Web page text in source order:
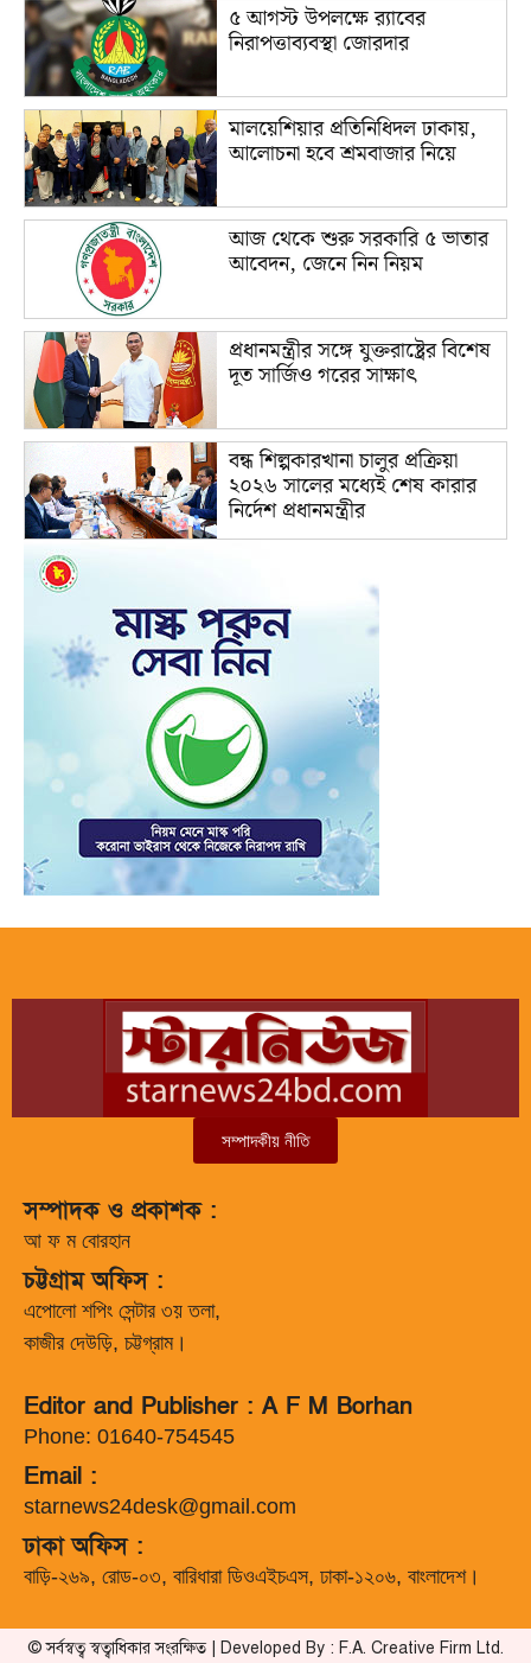
৫ আগস্ট উপলক্ষে র‌্যাবের
নিরাপত্তাব্যবস্থা জোরদার
মালয়েশিয়ার প্রতিনিধিদল ঢাকায়,
আলোচনা হবে শ্রমবাজার নিয়ে
আজ থেকে শুরু সরকারি ৫ ভাতার
আবেদন, জেনে নিন নিয়ম
প্রধানমন্ত্রীর সঙ্গে যুক্তরাষ্ট্রের বিশেষ
দূত সার্জিও গরের সাক্ষাৎ
বন্ধ শিল্পকারখানা চালুর প্রক্রিয়া
২০২৬ সালের মধ্যেই শেষ কারার
নির্দেশ প্রধানমন্ত্রীর
সম্পাদকীয় নীতি
সম্পাদক ও প্রকাশক :
আ ফ ম বোরহান
চট্টগ্রাম অফিস :
এপোলো শপিং সেন্টার ৩য় তলা,
কাজীর দেউড়ি, চট্টগ্রাম।
Editor and Publisher : A F M Borhan
Phone: 01640-754545
Email :
starnews24desk@gmail.com
ঢাকা অফিস :
বাড়ি-২৬৯, রোড-০৩, বারিধারা ডিওএইচএস, ঢাকা-১২০৬, বাংলাদেশ।
© সর্বস্বত্ব স্বত্বাধিকার সংরক্ষিত | Developed By : F.A. Creative Firm Ltd.